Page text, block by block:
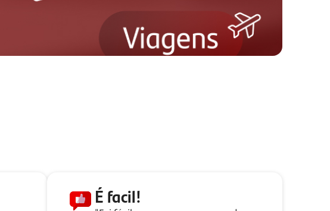
É facil!